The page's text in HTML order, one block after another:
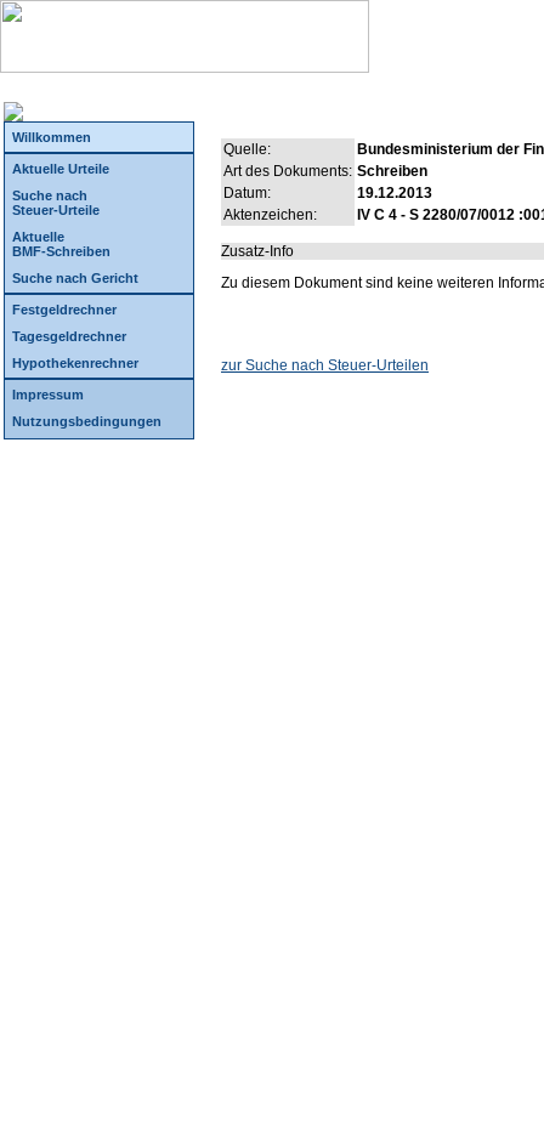
Willkommen
Aktuelle Urteile
Suche nach
Steuer-Urteile
Aktuelle
BMF-Schreiben
Suche nach Gericht
Festgeldrechner
Tagesgeldrechner
Hypothekenrechner
Impressum
Nutzungsbedingungen
Quelle:
Bundesministerium der
Art des Dokuments: Schreiben
Datum:
19.12.2013
Aktenzeichen:
IV C 4 - S 2280/07/0012
Zusatz-Info
Zu diesem Dokument sind keine weiteren
zur Suche nach Steuer-Urteilen